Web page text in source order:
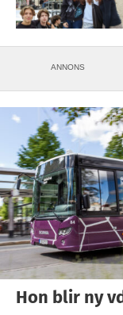
ANNONS
Hon blir ny